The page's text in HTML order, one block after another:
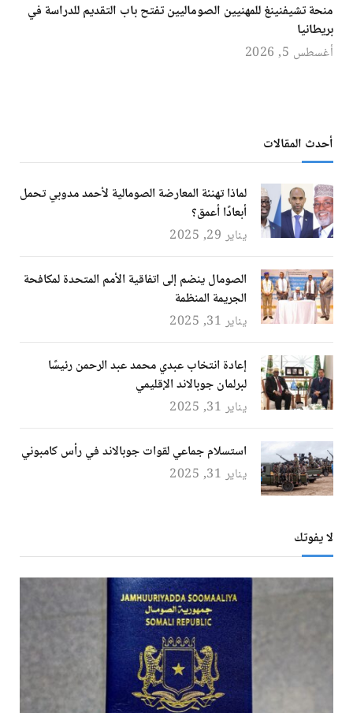
منحة تشيفنينغ للمهنيين الصوماليين تفتح باب التقديم للدراسة في
بريطانيا
أغسطس 5, 2026
أحدث المقالات
لماذا تهنئة المعارضة الصومالية لأحمد مدوبي تحمل
أبعادًا أعمق؟
يناير 29, 2025
الصومال ينضم إلى اتفاقية الأمم المتحدة لمكافحة
الجريمة المنظمة
يناير 31, 2025
إعادة انتخاب عبدي محمد عبد الرحمن رئيسًا
لبرلمان جوبالاند الإقليمي
يناير 31, 2025
استسلام جماعي لقوات جوبالاند في رأس كامبوني
يناير 31, 2025
لا يفوتك